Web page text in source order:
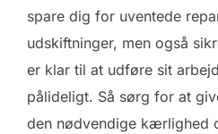
spare dig for uventede
udskiftninger, men også
er klar til at udføre sit
pålideligt. Så sørg for at
den nødvendige kærlighed